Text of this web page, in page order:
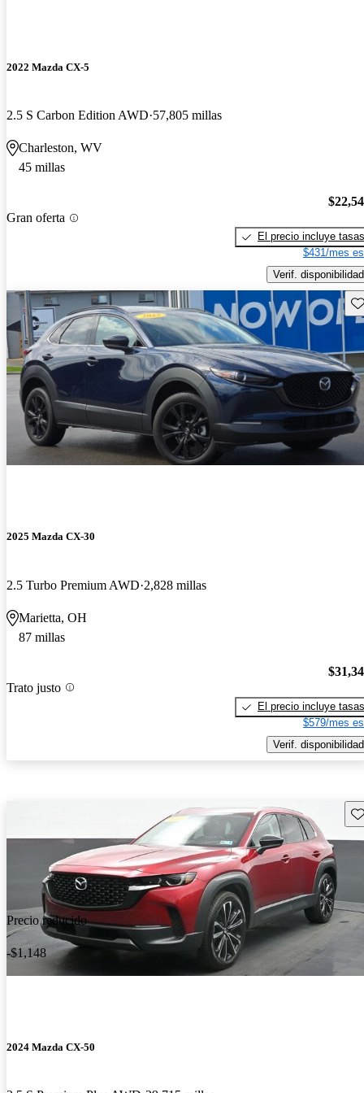
2022 Mazda CX-5
2.5 S Carbon Edition AWD 57,805 millas
Charleston, WV
45 millas
Gran oferta
El precio incluye tasas
$431/mes
Verif. disponibilidad
2025 Mazda CX-30
2.5 Turbo Premium AWD 2,828 millas
Marietta, OH
87 millas
Trato justo
El precio incluye tasas
$579/mes
Verif. disponibilidad
Precio reducido
-$1,148
2024 Mazda CX-50